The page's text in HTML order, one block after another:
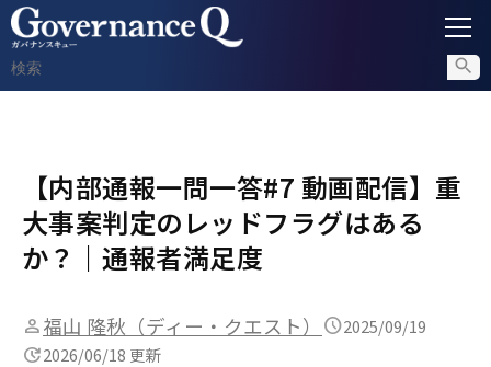
内部通報
コンプライアンス調査
不正対策
【内部通報一問一答#7 動画配信】重
大事案判定のレッドフラグはある
か？｜通報者満足度
福山 隆秋（ディー・クエスト）
2025/09/19
2026/06/18 更新